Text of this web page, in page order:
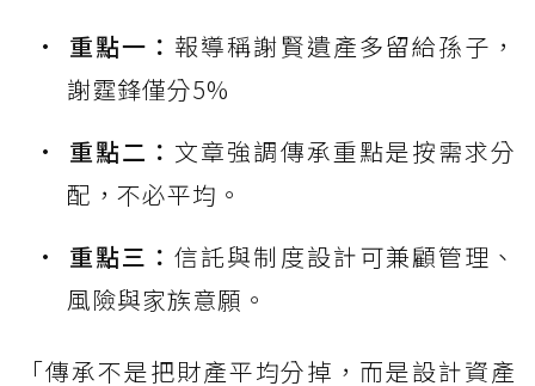
重點一： 報導稱謝賢遺產多留給孫子，
謝霆鋒僅分5%
重點二： 文章強調傳承重點是按需求分
配，不必平均。
重點三：信託與制度設計可兼顧管理、
風險與家族意願。
「傳承不是把財產平均分掉，而是設計資產